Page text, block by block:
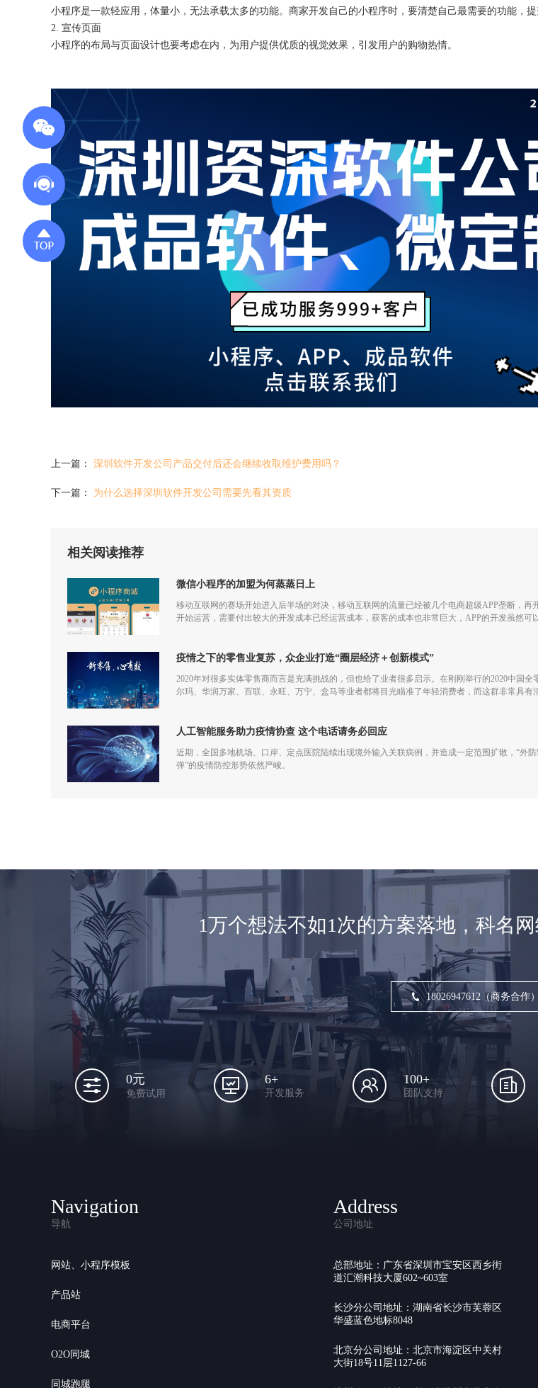
小程序是一款轻应用，体量小，无法承载太多的功能。商家开发自己的小程序时，要清楚自己最需要的功能，提
2. 宣传页面
小程序的布局与页面设计也要考虑在内，为用户提供优质的视觉效果，引发用户的购物热情。
上一篇： 深圳软件开发公司产品交付后还会继续收取维护费用吗？
下一篇： 为什么选择深圳软件开发公司需要先看其资质
相关阅读推荐
微信小程序的加盟为何蒸蒸日上
移动互联网的赛场开始进入后半场的对决，移动互联网的流量已经被几个电商超级APP垄断，再
开始运营，需要付出较大的开发成本已经运营成本，获客的成本也非常巨大，APP的开发虽然可
疫情之下的零售业复苏，众企业打造“圈层经济＋创新模式”
2020年对很多实体零售商而言是充满挑战的，但也给了业者很多启示。在刚刚举行的2020中国全
尔玛、华润万家、百联、永旺、万宁、盒马等业者都将目光瞄准了年轻消费者，而这群非常具有
人工智能服务助力疫情协查 这个电话请务必回应
近期，全国多地机场、口岸、定点医院陆续出现境外输入关联病例，并造成一定范围扩散，“外
弹”的疫情防控形势依然严峻。
1万个想法不如1次的方案落地，科名
18026947612（商务合作）
0元
免费试用
6+
开发服务
100+
团队支持
Navigation
导航
网站、小程序模板
产品站
电商平台
O2O同城
同城跑腿
Address
公司地址
总部地址：广东省深圳市宝安区西乡街
道汇潮科技大厦602~603室
长沙分公司地址：湖南省长沙市芙蓉区
华盛蓝色地标8048
北京分公司地址：北京市海淀区中关村
大街18号11层1127-66